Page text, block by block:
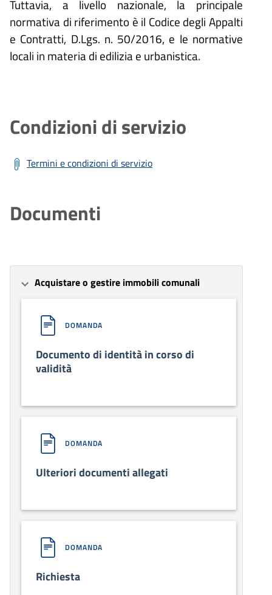
Tuttavia, a livello nazionale, la principale
normativa di riferimento è il Codice degli Appalti
e Contratti, D.Lgs. n. 50/2016, e le normative
locali in materia di edilizia e urbanistica.
Condizioni di servizio
Termini e condizioni di servizio
Documenti
Acquistare o gestire immobili comunali
DOMANDA
Documento di identità in corso di
validità
DOMANDA
Ulteriori documenti allegati
DOMANDA
Richiesta